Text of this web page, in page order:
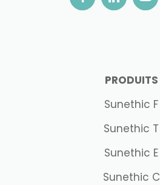
PRODUITS
Sunethic F
Sunethic T
Sunethic E
Sunethic C